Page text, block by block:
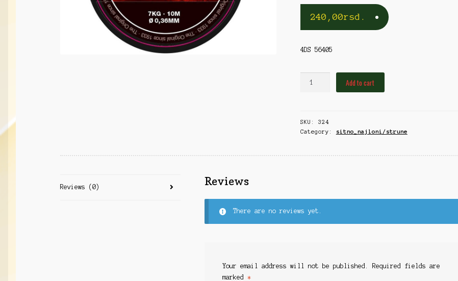
240,00rsd.
4DS 56405
CORE
30CM
16KG
quantity
Add to cart
SKU: 324
Category:
sitno_najloni/strune
Reviews (0) Reviews
There are no reviews yet.
Your email address will not be published.
Required fields are
marked*